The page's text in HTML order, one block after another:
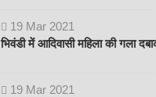
19 Mar 2021
भिवंडी में आदिवासी महिला की गला
19 Mar 2021